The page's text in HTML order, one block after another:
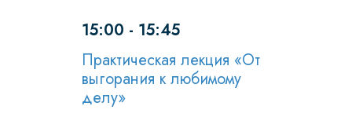
15:00 - 15:45
Практическая лекция «От
выгорания к любимому
делу»